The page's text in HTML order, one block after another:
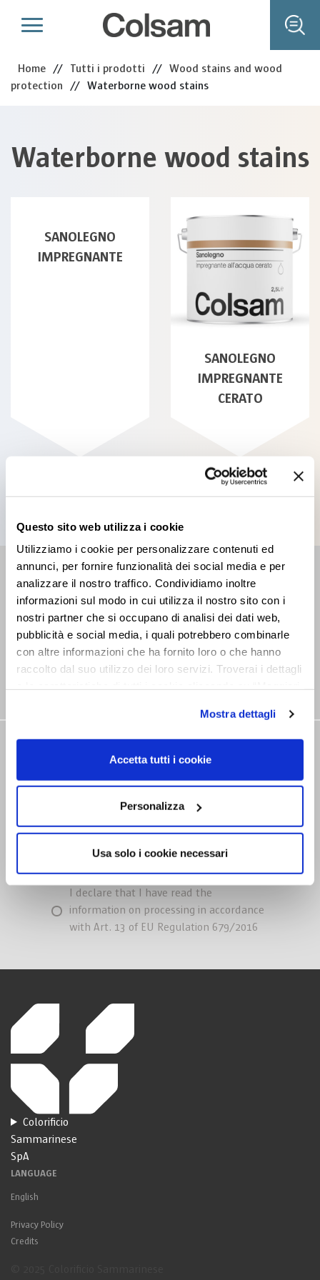
Questo sito web utilizza i cookie
Utilizziamo i cookie per personalizzare contenuti ed
annunci, per fornire funzionalità dei social media e per
analizzare il nostro traffico. Condividiamo inoltre
informazioni sul modo in cui utilizza il nostro sito con i
nostri partner che si occupano di analisi dei dati web,
pubblicità e social media, i quali potrebbero combinarle
con altre informazioni che ha fornito loro o che hanno
raccolto dal suo utilizzo dei loro servizi. Troverai i dettagli
cookie accettare. Per ulteriori informazioni consulta
lacookie policy.
Mostra dettagli
Accetta tutti i cookie
Personalizza
Usa solo i cookie necessari
Home // Tutti i prodotti // Wood stains and wood
protection // Waterborne wood stains
Waterborne wood stains
SANOLEGNO
IMPREGNANTE
SANOLEGNO
IMPREGNANTE
CERATO
RETAILER
Find the closest Sales Point
NEWSLETTER
I declare that I have read the
information on processing in accordance
with Art. 13 of EU Regulation 679/2016
Colorificio
Sammarinese
SpA
LANGUAGE
English
Privacy Policy
Credits